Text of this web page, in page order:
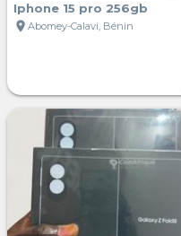
Iphone 15 pro 256gb
location_on Abomey-Calavi, Bénin